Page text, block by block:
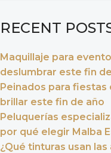
RECENT
Maquillaje para
deslumbrar este fin
Peinados para fiestas
brillar este fin de año
Peluquerías
por qué elegir Malba
¿Qué tinturas usan